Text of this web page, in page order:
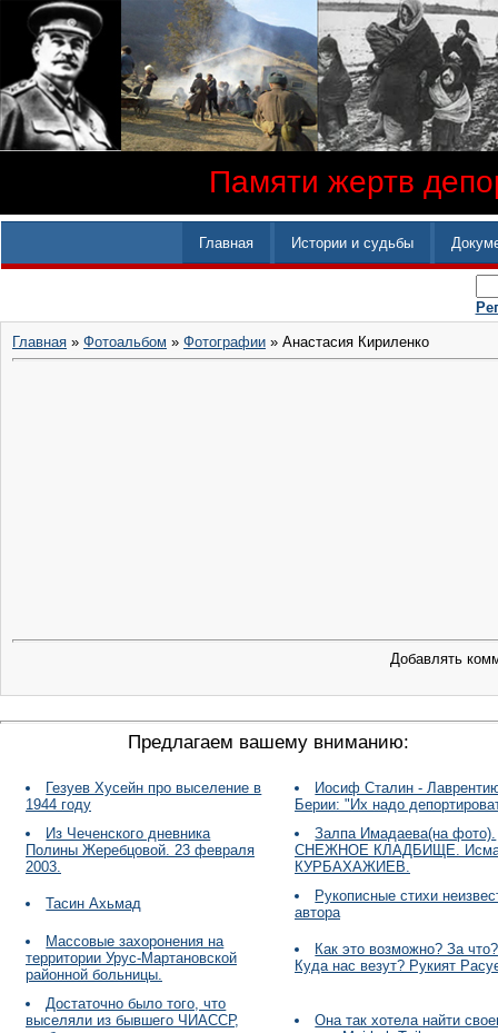
Памяти жертв
Главная Истории и судьбы
Главная » Фотоальбом » Фотографии » Анастасия Кириленко
Добавлять
Предлагаем вашему вниманию:
Гезуев Хусейн про выселение в
1944 году
Иосиф Сталин -
Берии: "Их надо
Из Чеченского дневника
Полины Жеребцовой. 23 февраля
2003.
Залпа Имадаева(на фото).
СНЕЖНОЕ КЛАДБИЩЕ.
КУРБАХАЖИЕВ.
Тасин Ахьмад
Рукописные стихи
автора
Массовые захоронения на
территории Урус-Мартановской
районной больницы.
Как это возможно? За что?
Куда нас везут? Рукият
Достаточно было того, что
выселяли из бывшего ЧИАССР,
Она так хотела найти